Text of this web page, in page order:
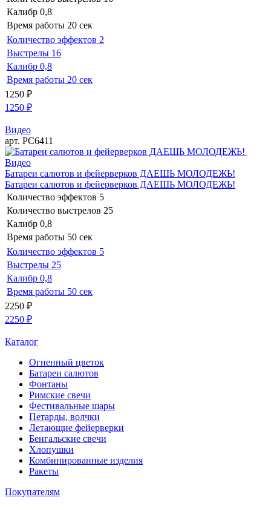
Калибр 0,8
Время работы 20 сек
Количество эффектов 2
Выстрелы 16
Калибр 0,8
Время работы 20 сек
1250 ₽
1250 ₽
Видео
арт. РС6411
Видео
Батареи салютов и фейерверков ДАЕШЬ МОЛОДЕЖЬ!
Батареи салютов и фейерверков ДАЕШЬ МОЛОДЕЖЬ!
Количество эффектов 5
Количество выстрелов 25
Калибр 0,8
Время работы 50 сек
Количество эффектов 5
Выстрелы 25
Калибр 0,8
Время работы 50 сек
2250 ₽
2250 ₽
Каталог
Огненный цветок
Батареи салютов
Фонтаны
Римские свечи
Фестивальные шары
Петарды, волчки
Летающие фейерверки
Бенгальские свечи
Хлопушки
Комбинированные изделия
Ракеты
Покупателям